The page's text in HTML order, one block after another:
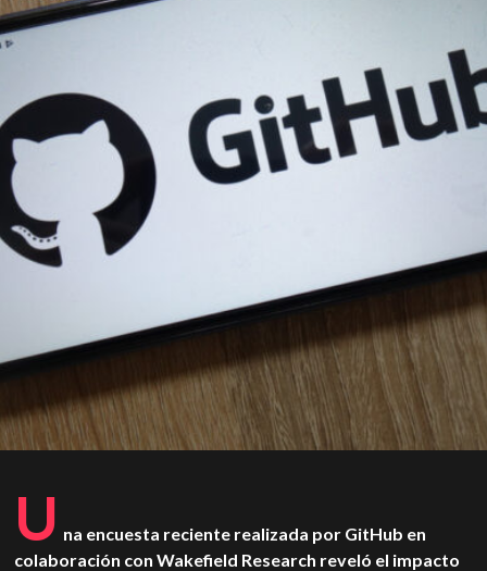
U na encuesta reciente realizada por GitHub en
colaboración con Wakefield Research reveló el impacto